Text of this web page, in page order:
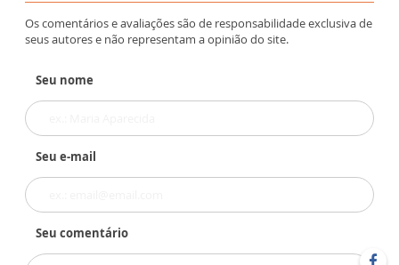
Os comentários e avaliações são de responsabilidade exclusiva de
seus autores e não representam a opinião do site.
Seu nome
Seu e-mail
Seu comentário